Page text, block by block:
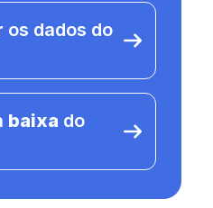
os dados do
baixa do